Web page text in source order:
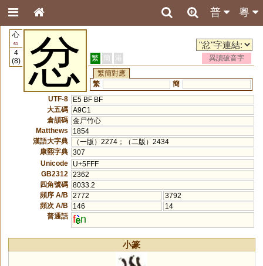
粵
普
心
61
4
(8)
忿 繁 簡 港
異讀破音字
繁簡對應
繁
簡
UTF-8
E5 BF BF
大五碼 A9C1
倉頡碼 金尸竹心
Matthews
1854
漢語大字典
（一版）2274；（二版）2434
康熙字典 307
Unicode
U+5FFF
GB2312
2362
四角號碼 8033.2
頻序 A/B
2772
3792
頻次 A/B
146
14
普通話 f n
小篆